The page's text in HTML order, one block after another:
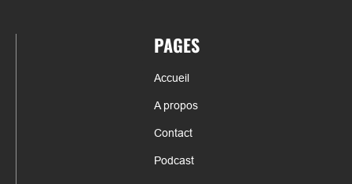
PAGES
Accueil
A propos
Contact
Podcast